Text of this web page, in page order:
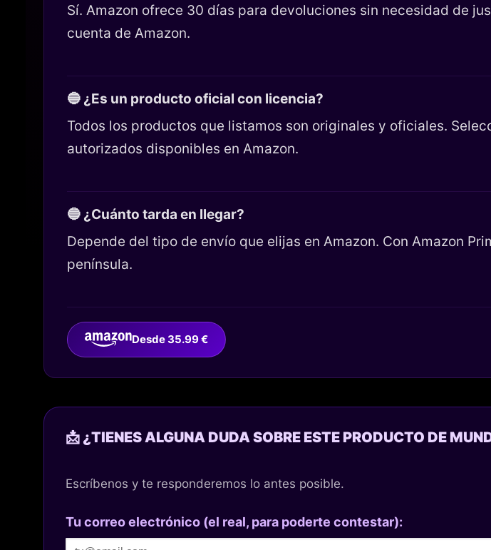
Sí. Amazon ofrece 30 días para devoluciones sin necesidad de
cuenta de Amazon.
🔵 ¿Es un producto oficial con licencia?
Todos los productos que listamos son originales y oficiales.
autorizados disponibles en Amazon.
🔵 ¿Cuánto tarda en llegar?
Depende del tipo de envío que elijas en Amazon. Con Amazon
península.
Desde 35.99 €
📩 ¿TIENES ALGUNA DUDA SOBRE ESTE PRODUCTO DE
Escríbenos y te responderemos lo antes posible.
Tu correo electrónico (el real, para poderte contestar):